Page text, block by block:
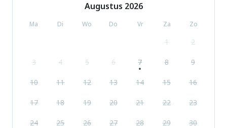
Augustus 2026
Ma Di Wo Do Vr Za Zo
1 2
3 4 5 6 7 8 9
10 11 12 13 14 15 16
17 18 19 20 21 22 23
24 25 26 27 28 29 30